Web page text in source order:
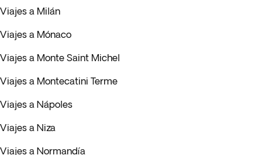
Viajes a Milán
Viajes a Mónaco
Viajes a Monte Saint Michel
Viajes a Montecatini Terme
Viajes a Nápoles
Viajes a Niza
Viajes a Normandía